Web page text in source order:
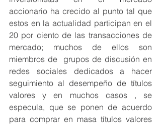
accionario ha crecido al punto tal que
estos en la actualidad participan en el
20 por ciento de las transacciones de
mercado; muchos de ellos son
miembros de  grupos de discusión en
redes sociales dedicados a hacer
seguimiento al desempeño de títulos
valores y en muchos casos , se
especula, que se ponen de acuerdo
para comprar en masa títulos valores